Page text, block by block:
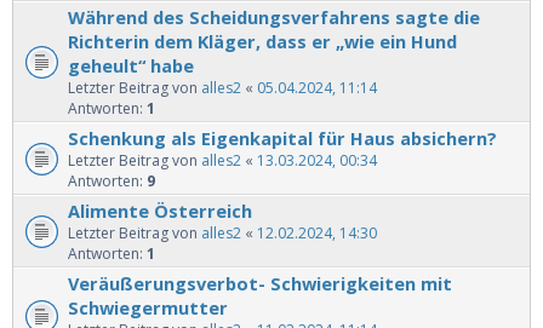
Während des Scheidungsverfahrens sagte die
Richterin dem Kläger, dass er „wie ein Hund
geheult“ habe
Letzter Beitrag von alles2 « 05.04.2024, 11:14
Antworten: 1
Schenkung als Eigenkapital für Haus absichern?
Letzter Beitrag von alles2 « 13.03.2024, 00:34
Antworten: 9
Alimente Österreich
Letzter Beitrag von alles2 « 12.02.2024, 14:30
Antworten: 1
Veräußerungsverbot- Schwierigkeiten mit
Schwiegermutter